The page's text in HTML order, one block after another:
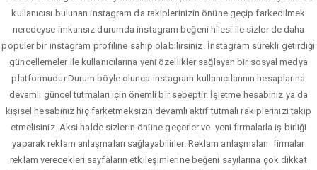
kullanıcısı bulunan instagram da rakiplerinizin önüne geçip farkedilmek
neredeyse imkansız durumda instagram beğeni hilesi ile sizler de daha
popüler bir instagram profiline sahip olabilirsiniz. İnstagram sürekli getirdiği
güncellemeler ile kullanıcılarına yeni özellikler sağlayan bir sosyal medya
platformudur.Durum böyle olunca instagram kullanıcılarının hesaplarına
devamlı güncel tutmaları için önemli bir sebeptir. İşletme hesabınız ya da
kişisel hesabınız hiç farketmeksizin devamlı aktif tutmalı rakiplerinizi takip
etmelisiniz. Aksi halde sizlerin önüne geçerler ve yeni firmalarla iş birliği
yaparak reklam anlaşmaları sağlayabilirler. Reklam anlaşmaları firmalar
reklam verecekleri sayfaların etkileşimlerine beğeni sayılarına çok dikkat